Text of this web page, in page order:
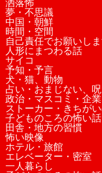
洒落怖
夢・不思議
中国・朝鮮
時間・空間
自己責任でお願いし
人形にまつわる話
サイコ
予知・予言
犬・猫、動物
占い・おまじない、
政治・マスコミ・企業
ストーカー・きちが
子どものころの怖い話
田舎・地方の習慣
怖い映像
ホテル・旅館
エレベーター・密室
一人暮らし